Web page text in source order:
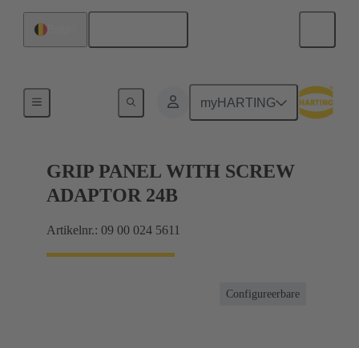
myHARTING
GRIP PANEL WITH SCREW
ADAPTOR 24B
Artikelnr.: 09 00 024 5611
Configureerbare